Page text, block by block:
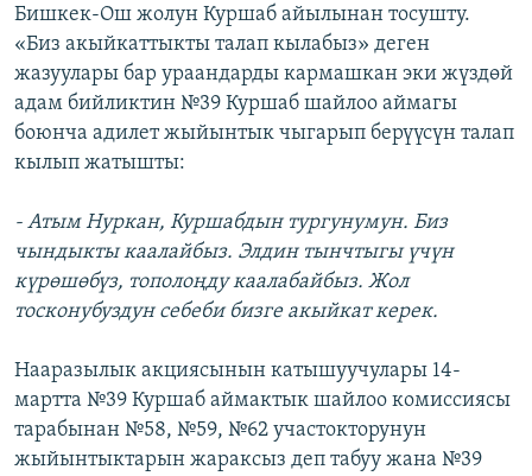
Бишкек-Ош жолун Куршаб айылынан тосушту.
«Биз акыйкаттыкты талап кылабыз» деген
жазуулары бар ураандарды кармашкан эки жүздөй
адам бийликтин №39 Куршаб шайлоо аймагы
боюнча адилет жыйынтык чыгарып берүүсүн талап
кылып жатышты:
- Атым Нуркан, Куршабдын тургунумун. Биз
чындыкты каалайбыз. Элдин тынчтыгы үчүн
күрөшөбүз, тополоңду каалабайбыз. Жол
тосконубуздун себеби бизге акыйкат керек.
Нааразылык акциясынын катышуучулары 14-
мартта №39 Куршаб аймактык шайлоо комиссиясы
тарабынан №58, №59, №62 участокторунун
жыйынтыктарын жараксыз деп табуу жана №39